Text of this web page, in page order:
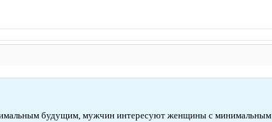
будущим, мужчин интересуют женщины с минимальным